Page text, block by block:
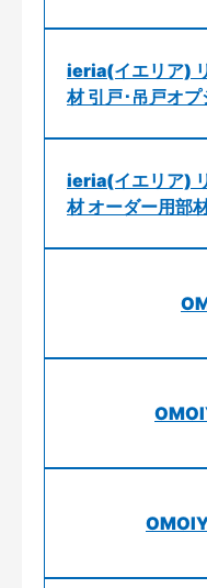
ieria(イエリア)
材 引戸･吊戸オプ
ieria(イエリア)
材 オーダー用部